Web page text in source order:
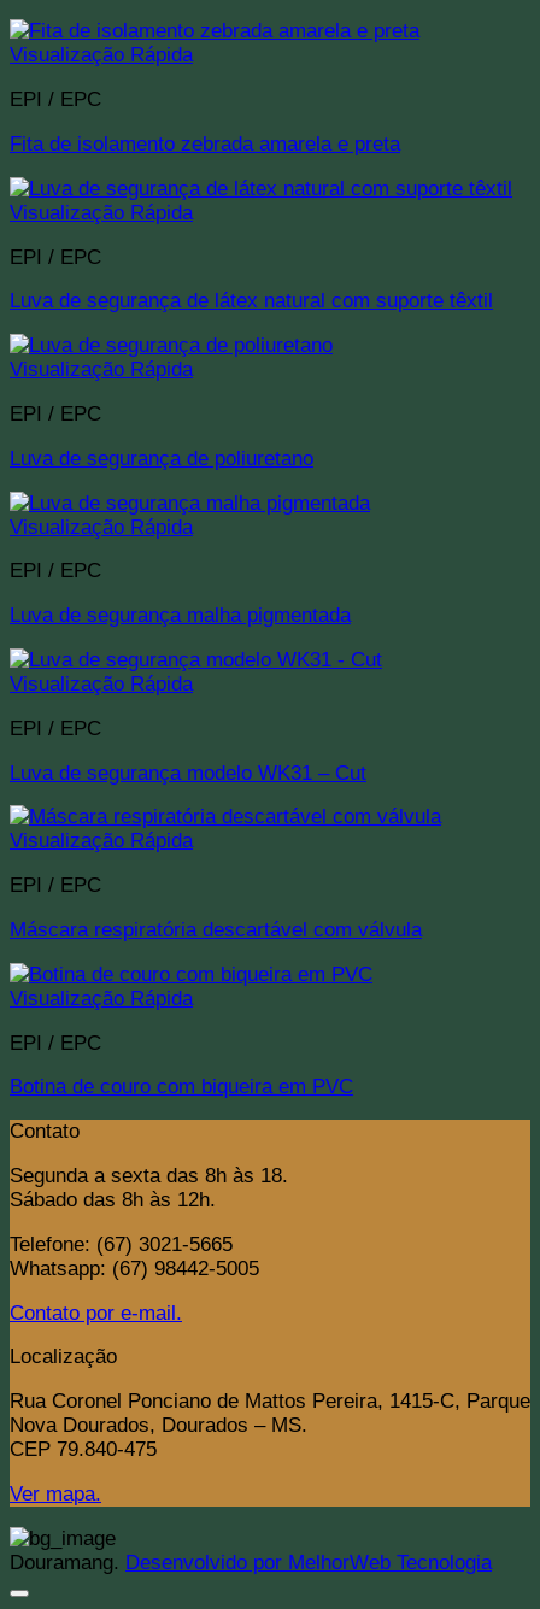
Visualização Rápida
EPI / EPC
Fita de isolamento zebrada amarela e preta
Visualização Rápida
EPI / EPC
Luva de segurança de látex natural com suporte têxtil
Visualização Rápida
EPI / EPC
Luva de segurança de poliuretano
Visualização Rápida
EPI / EPC
Luva de segurança malha pigmentada
Visualização Rápida
EPI / EPC
Luva de segurança modelo WK31 – Cut
Visualização Rápida
EPI / EPC
Máscara respiratória descartável com válvula
Visualização Rápida
EPI / EPC
Botina de couro com biqueira em PVC
Contato
Segunda a sexta das 8h às 18.
Sábado das 8h às 12h.
Telefone: (67) 3021-5665
Whatsapp: (67) 98442-5005
Contato por e-mail.
Localização
Rua Coronel Ponciano de Mattos Pereira, 1415-C, Parque
Nova Dourados, Dourados – MS.
CEP 79.840-475
Ver mapa.
Douramang. Desenvolvido por MelhorWeb Tecnologia